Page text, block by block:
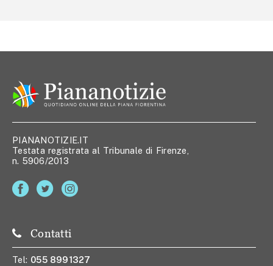
PIANANOTIZIE.IT
Testata registrata al Tribunale di Firenze,
n. 5906/2013
Contatti
Tel: 055 8991327